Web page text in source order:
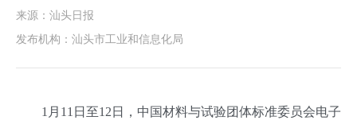
来源： 汕头日报
发布机构： 汕头市工业和信息化局
1月11日至12日，中国材料与试验团体标准委员会电子